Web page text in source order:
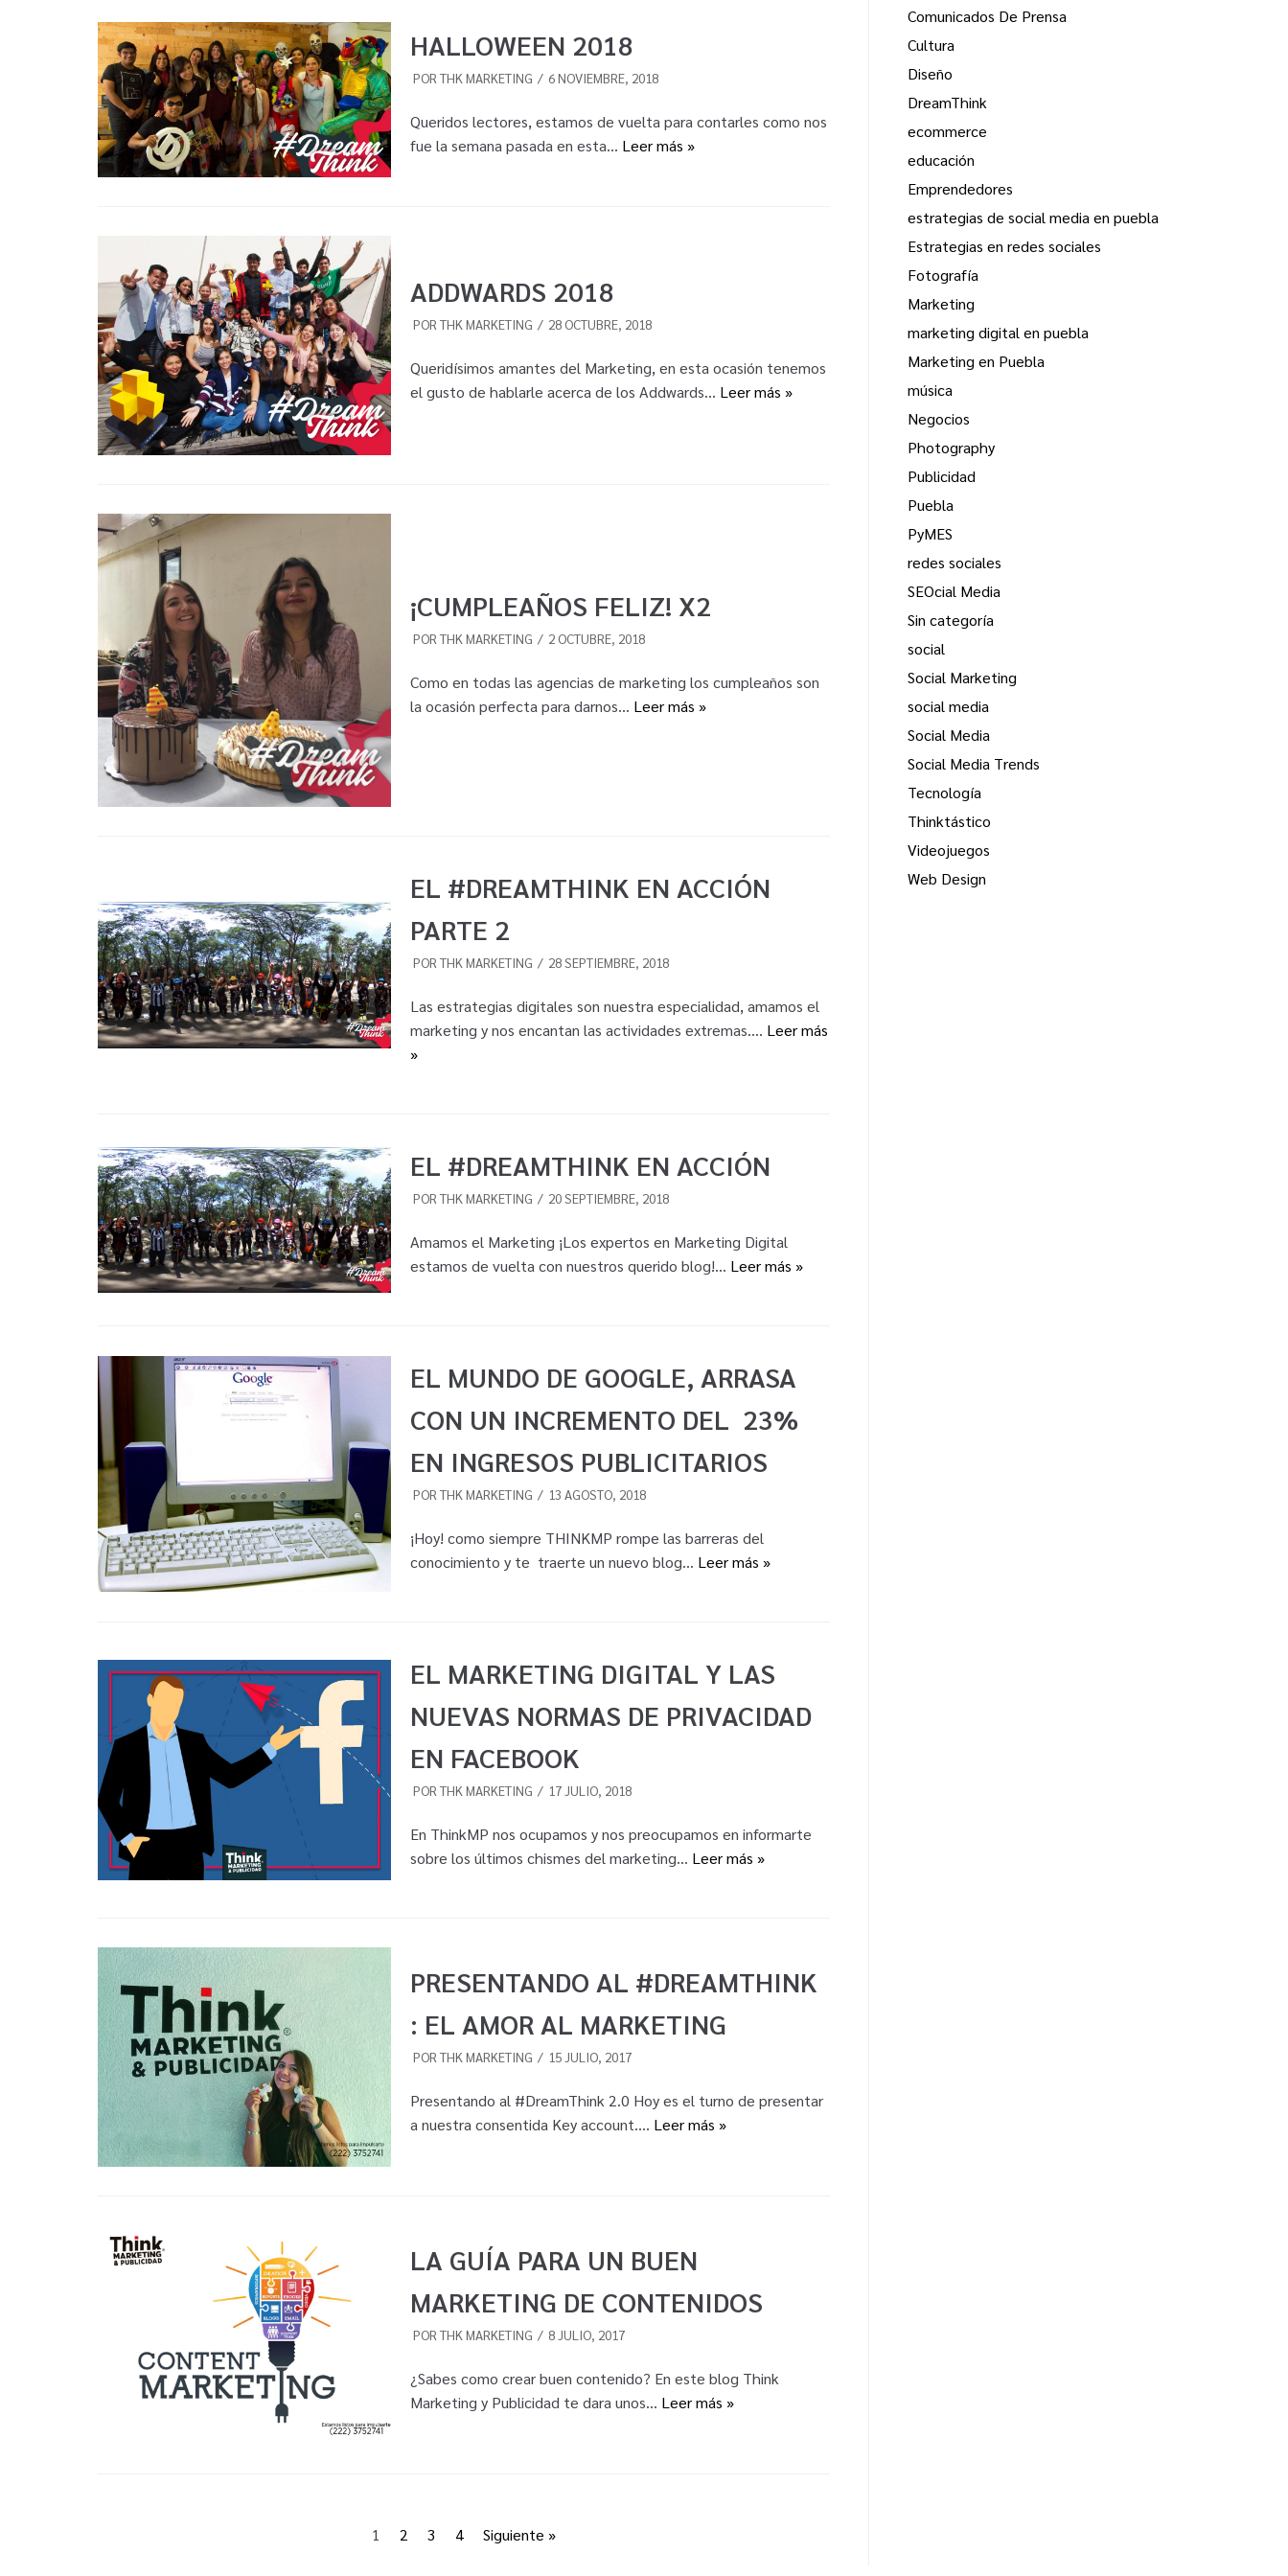
HALLOWEEN 2018
POR THK MARKETING 6 NOVIEMBRE, 2018
Queridos lectores, estamos de vuelta para contarles como nos
fue la semana pasada en esta… Leer más »
ADDWARDS 2018
POR THK MARKETING 28 OCTUBRE, 2018
Queridísimos amantes del Marketing, en esta ocasión tenemos
el gusto de hablarle acerca de los Addwards… Leer más »
¡CUMPLEAÑOS FELIZ! X2
POR THK MARKETING 2 OCTUBRE, 2018
Como en todas las agencias de marketing los cumpleaños son
la ocasión perfecta para darnos… Leer más »
EL #DREAMTHINK EN ACCIÓN
PARTE 2
POR THK MARKETING 28 SEPTIEMBRE, 2018
Las estrategias digitales son nuestra especialidad, amamos el
marketing y nos encantan las actividades extremas.… Leer más
»
EL #DREAMTHINK EN ACCIÓN
POR THK MARKETING 20 SEPTIEMBRE, 2018
Amamos el Marketing ¡Los expertos en Marketing Digital
estamos de vuelta con nuestros querido blog!… Leer más »
EL MUNDO DE GOOGLE, ARRASA
CON UN INCREMENTO DEL 23%
EN INGRESOS PUBLICITARIOS
POR THK MARKETING 13 AGOSTO, 2018
¡Hoy! como siempre THINKMP rompe las barreras del
conocimiento y te traerte un nuevo blog… Leer más »
EL MARKETING DIGITAL Y LAS
NUEVAS NORMAS DE PRIVACIDAD
EN FACEBOOK
POR THK MARKETING 17 JULIO, 2018
En ThinkMP nos ocupamos y nos preocupamos en informarte
sobre los últimos chismes del marketing… Leer más »
PRESENTANDO AL #DREAMTHINK
: EL AMOR AL MARKETING
POR THK MARKETING 15 JULIO, 2017
Presentando al #DreamThink 2.0 Hoy es el turno de presentar
a nuestra consentida Key account.… Leer más »
LA GUÍA PARA UN BUEN
MARKETING DE CONTENIDOS
POR THK MARKETING 8 JULIO, 2017
¿Sabes como crear buen contenido? En este blog Think
Marketing y Publicidad te dara unos… Leer más »
1 2 3 4 Siguiente »
Comunicados De Prensa
Cultura
Diseño
DreamThink
ecommerce
educación
Emprendedores
estrategias de social media en puebla
Estrategias en redes sociales
Fotografía
Marketing
marketing digital en puebla
Marketing en Puebla
música
Negocios
Photography
Publicidad
Puebla
PyMES
redes sociales
SEOcial Media
Sin categoría
social
Social Marketing
social media
Social Media
Social Media Trends
Tecnología
Thinktástico
Videojuegos
Web Design